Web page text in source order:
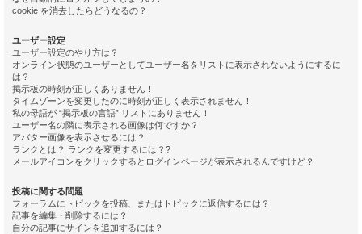
cookie を消去したらどうなるの？
ユーザー設定
ユーザー設定のやり方は？
オンライン状態のユーザーとしてユーザー名をリストに表示されないようにするに
は？
掲示板の時刻が正しくありません！
タイムゾーンを変更したのに時刻が正しく表示されません！
私の母語が “掲示板の言語” リストにありません！
ユーザー名の隣に表示される画像は何ですか？
アバター画像を表示させるには？
ランクとは？ ランクを変更するには？?
メールアイコンをクリックするとログインページが表示されるんですけど？
投稿に関する問題
フォーラムにトピックを投稿、またはトピックに返信するには？
記事を編集・削除するには？
自分の記事にサインを追加するには？